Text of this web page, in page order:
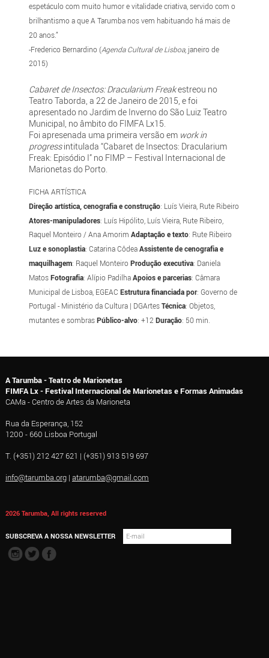
espetáculo com muito humor e vitalidade criativa, servido com o
brilhantismo a que A Tarumba nos vem habituando há mais de
20 anos.”
-Frederico Bernardino (Agenda Cultural de Lisboa, janeiro de
2015)
Cabaret de Insectos: Dracularium Freakestreou no
Teatro Taborda, a 22 de Janeiro de 2015, e foi
apresentado no Jardim de Inverno do São Luiz Teatro
Municipal, no âmbito do FIMFA Lx15.
Foi apresenada uma primeira versão em work in
progressintitulada “Cabaret de Insectos: Dracularium
Freak: Episódio I” no FIMP – Festival Internacional de
Marionetas do Porto.
FICHA ARTÍSTICA
Direção artística, cenografia e construção: Luís Vieira, Rute Ribeiro
Atores-manipuladores: Luís Hipólito, Luís Vieira, Rute Ribeiro,
Raquel Monteiro / Ana AmorimAdaptação e texto: Rute Ribeiro
Luz e sonoplastia: Catarina CôdeaAssistente de cenografia e
maquilhagem: Raquel MonteiroProdução executiva: Daniela
MatosFotografia: Alípio PadilhaApoios e parcerias: Câmara
Municipal de Lisboa, EGEACEstrutura financiada por: Governo de
Portugal - Ministério da Cultura | DGArtesTécnica: Objetos,
mutantes e sombrasPúblico-alvo: +12Duração: 50 min.
A Tarumba - Teatro de Marionetas
FIMFA Lx - Festival Internacional de Marionetas e Formas Animadas
CAMa - Centro de Artes da Marioneta
Rua da Esperança, 152
1200 - 660 Lisboa Portugal
T. (+351) 212 427 621 | (+351) 913 519 697
info@tarumba.org| atarumba@gmail.com
2026 Tarumba, All rights reserved
SUBSCREVA A NOSSA NEWSLETTER